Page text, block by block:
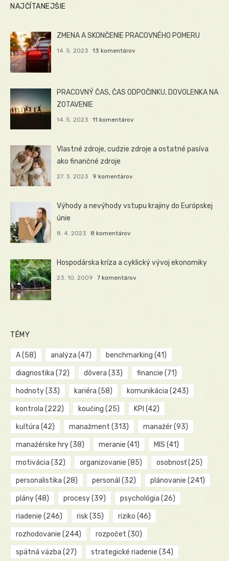
NAJČÍTANEJŠIE
ZMENA A SKONČENIE PRACOVNÉHO POMERU
14. 5. 2023 13 komentárov
PRACOVNÝ ČAS, ČAS ODPOČINKU, DOVOLENKA NA
ZOTAVENIE
14. 5. 2023 11 komentárov
Vlastné zdroje, cudzie zdroje a ostatné pasíva
ako finančné zdroje
27. 3. 2023 9 komentárov
Výhody a nevýhody vstupu krajiny do Európskej
únie
8. 4. 2023 8 komentárov
Hospodárska kríza a cyklický vývoj ekonomiky
23. 10. 2009 7 komentárov
TÉMY
A(58) analýza (47) benchmarking (41)
diagnostika (72) dôvera (33) financie (71)
hodnoty(33) kariéra (58) komunikácia (243)
kontrola (222) koučing (25) KPI (42)
kultúra (42) manažment (313) manažér(93)
manažérske hry(38) meranie (41) MIS (41)
motivácia (32) organizovanie (85) osobnosť(25)
personalistika (28) personál (32) plánovanie (241)
plány(48) procesy(39) psychológia (26)
riadenie (246) risk(35) riziko (46)
rozhodovanie (244) rozpočet (30)
spätná väzba (27) strategické riadenie (34)